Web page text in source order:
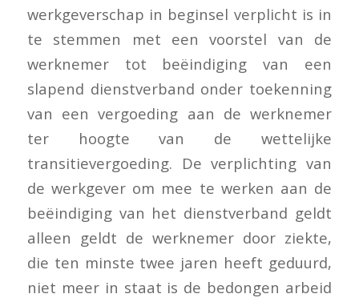
werkgeverschap in beginsel verplicht is in
te stemmen met een voorstel van de
werknemer tot beëindiging van een
slapend dienstverband onder toekenning
van een vergoeding aan de werknemer
ter hoogte van de wettelijke
transitievergoeding. De verplichting van
de werkgever om mee te werken aan de
beëindiging van het dienstverband geldt
alleen geldt de werknemer door ziekte,
die ten minste twee jaren heeft geduurd,
niet meer in staat is de bedongen arbeid